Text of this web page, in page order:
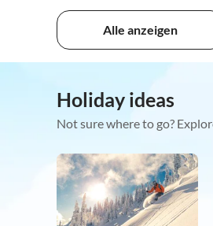
Alle anzeigen
Holiday ideas
Not sure where to go?